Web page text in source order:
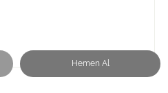
Hemen Al